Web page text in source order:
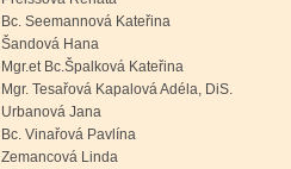
Bc. Seemannová Kateřina
Šandová Hana
Mgr.et Bc.Špalková Kateřina
Mgr. Tesařová Kapalová Adéla, DiS.
Urbanová Jana
Bc. Vinařová Pavlína
Zemancová Linda